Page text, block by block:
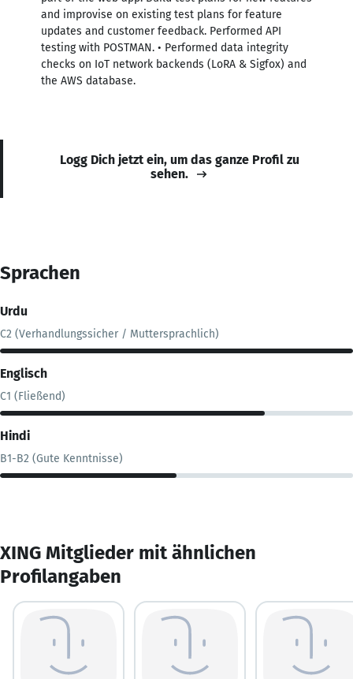
and improvise on existing test plans for feature
updates and customer feedback. Performed API
testing with POSTMAN. • Performed data integrity
checks on IoT network backends (LoRA & Sigfox) and
the AWS database.
Logg Dich jetzt ein, um das ganze Profil zu
sehen.
Sprachen
Urdu
C2 (Verhandlungssicher / Muttersprachlich)
Englisch
C1 (Fließend)
Hindi
B1-B2 (Gute Kenntnisse)
XING Mitglieder mit ähnlichen
Profilangaben